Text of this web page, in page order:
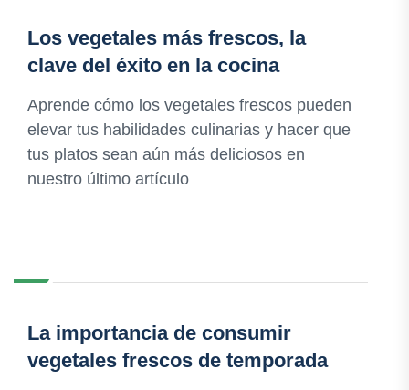
Los vegetales más frescos, la
clave del éxito en la cocina
Aprende cómo los vegetales frescos pueden
elevar tus habilidades culinarias y hacer que
tus platos sean aún más deliciosos en
nuestro último artículo
La importancia de consumir
vegetales frescos de temporada